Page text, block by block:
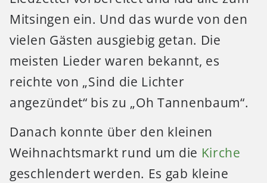
Mitsingen ein. Und das wurde von den
vielen Gästen ausgiebig getan. Die
meisten Lieder waren bekannt, es
reichte von „Sind die Lichter
angezündet“ bis zu „Oh Tannenbaum“.
Danach konnte über den kleinen
Weihnachtsmarkt rund um die Kirche
geschlendert werden. Es gab kleine